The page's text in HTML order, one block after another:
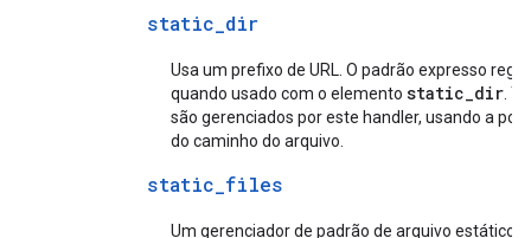
static_dir
Usa um prefixo de URL. O padrão expresso
quando usado com o elemento static_dir .
são gerenciados por este handler, usando a
do caminho do arquivo.
static_files
Um gerenciador de padrão de arquivo estático